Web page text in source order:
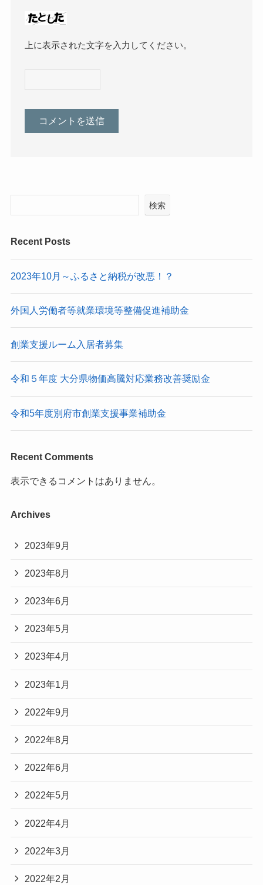
上に表示された文字を入力してください。
検索
Recent Posts
2023年10月～ふるさと納税が改悪！？
外国人労働者等就業環境等整備促進補助金
創業支援ルーム入居者募集
令和５年度 大分県物価高騰対応業務改善奨励金
令和5年度別府市創業支援事業補助金
Recent Comments
表示できるコメントはありません。
Archives
2023年9月
2023年8月
2023年6月
2023年5月
2023年4月
2023年1月
2022年9月
2022年8月
2022年6月
2022年5月
2022年4月
2022年3月
2022年2月